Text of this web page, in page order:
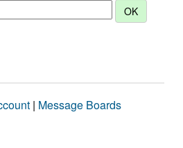
| Message Boards